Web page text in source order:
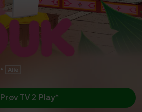
•
Prøv TV 2 Play*